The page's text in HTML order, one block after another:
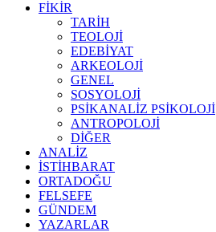
FİKİR
TARİH
TEOLOJİ
EDEBİYAT
ARKEOLOJİ
GENEL
SOSYOLOJİ
PSİKANALİZ PSİKOLOJİ
ANTROPOLOJİ
DİĞER
ANALİZ
İSTİHBARAT
ORTADOĞU
FELSEFE
GÜNDEM
YAZARLAR